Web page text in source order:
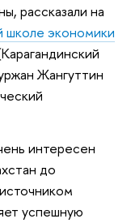
рассказали на
школе экономики
Жангуттин
интересен
до
успешную